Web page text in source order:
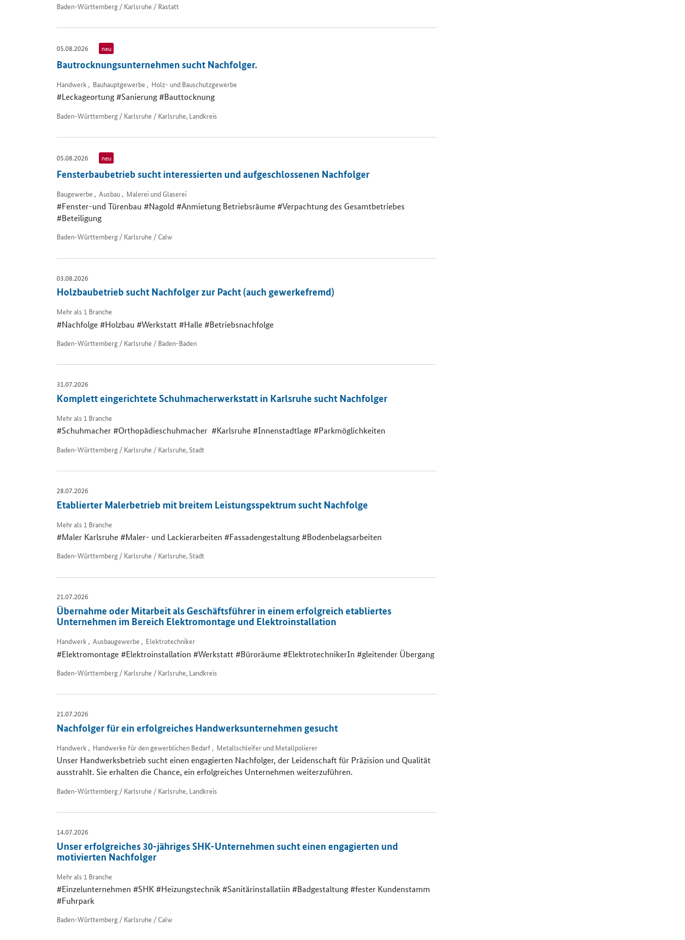
Baden-Württemberg / Karlsruhe / Rastatt
05.08.2026 neu
Bautrocknungsunternehmen sucht Nachfolger.
Handwerk , Bauhauptgewerbe , Holz- und Bauschutzgewerbe
#Leckageortung #Sanierung #Bauttocknung
Baden-Württemberg / Karlsruhe / Karlsruhe, Landkreis
05.08.2026 neu
Fensterbaubetrieb sucht interessierten und aufgeschlossenen Nachfolger
Baugewerbe , Ausbau , Malerei und Glaserei
#Fenster-und Türenbau #Nagold #Anmietung Betriebsräume #Verpachtung des Gesamtbetriebes
#Beteiligung
Baden-Württemberg / Karlsruhe / Calw
03.08.2026
Holzbaubetrieb sucht Nachfolger zur Pacht (auch gewerkefremd)
Mehr als 1 Branche
#Nachfolge #Holzbau #Werkstatt #Halle #Betriebsnachfolge
Baden-Württemberg / Karlsruhe / Baden-Baden
31.07.2026
Komplett eingerichtete Schuhmacherwerkstatt in Karlsruhe sucht Nachfolger
Mehr als 1 Branche
#Schuhmacher #Orthopädieschuhmacher #Karlsruhe #Innenstadtlage #Parkmöglichkeiten
Baden-Württemberg / Karlsruhe / Karlsruhe, Stadt
28.07.2026
Etablierter Malerbetrieb mit breitem Leistungsspektrum sucht Nachfolge
Mehr als 1 Branche
#Maler Karlsruhe #Maler- und Lackierarbeiten #Fassadengestaltung #Bodenbelagsarbeiten
Baden-Württemberg / Karlsruhe / Karlsruhe, Stadt
21.07.2026
Übernahme oder Mitarbeit als Geschäftsführer in einem erfolgreich etabliertes
Unternehmen im Bereich Elektromontage und Elektroinstallation
Handwerk , Ausbaugewerbe , Elektrotechniker
#Elektromontage #Elektroinstallation #Werkstatt #Büroräume #ElektrotechnikerIn #gleitender Übergang
Baden-Württemberg / Karlsruhe / Karlsruhe, Landkreis
21.07.2026
Nachfolger für ein erfolgreiches Handwerksunternehmen gesucht
Handwerk , Handwerke für den gewerblichen Bedarf , Metallschleifer und Metallpolierer
Unser Handwerksbetrieb sucht einen engagierten Nachfolger, der Leidenschaft für Präzision und Qualität
ausstrahlt. Sie erhalten die Chance, ein erfolgreiches Unternehmen weiterzuführen.
Baden-Württemberg / Karlsruhe / Karlsruhe, Landkreis
14.07.2026
Unser erfolgreiches 30-jähriges SHK-Unternehmen sucht einen engagierten und
motivierten Nachfolger
Mehr als 1 Branche
#Einzelunternehmen #SHK #Heizungstechnik #Sanitärinstallatiin #Badgestaltung #fester Kundenstamm
#Fuhrpark
Baden-Württemberg / Karlsruhe / Calw